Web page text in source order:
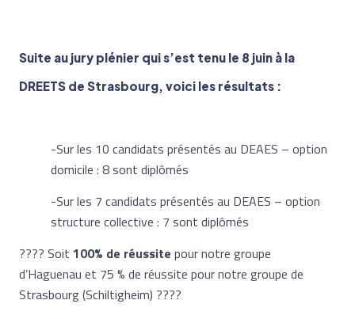
Suite au jury plénier qui s’est tenu le 8 juin à la
DREETS de Strasbourg, voici les résultats :
-Sur les 10 candidats présentés au DEAES – option
domicile : 8 sont diplômés
-Sur les 7 candidats présentés au DEAES – option
structure collective : 7 sont diplômés
???? Soit 100% de réussite pour notre groupe
d’Haguenau et 75 % de réussite pour notre groupe de
Strasbourg (Schiltigheim) ????